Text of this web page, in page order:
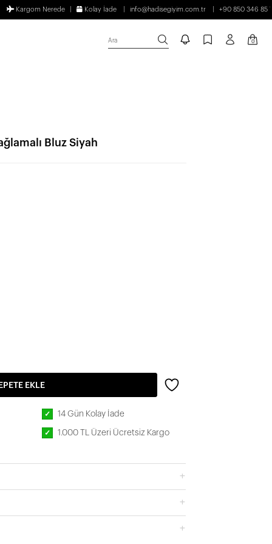
Kargom Nerede Kolay İade info@hadisegiyim.com.tr +90 850 346 85
Ara 0
Bluz Siyah
EKLE
✓ 14 Gün Kolay İade
✓ 1.000 TL Üzeri Ücretsiz Kargo